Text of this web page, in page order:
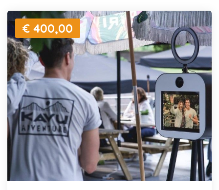
€ 400,00